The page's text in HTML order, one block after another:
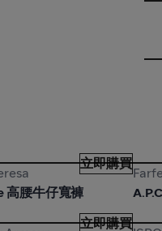
立即購買
高腰牛仔寬褲
立即購買